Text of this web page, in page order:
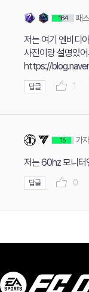
164 패
저는 여기 엔비디
사진이랑 설명있
https://
답글 1
15 가
저는 60hz 모니터
답글 0